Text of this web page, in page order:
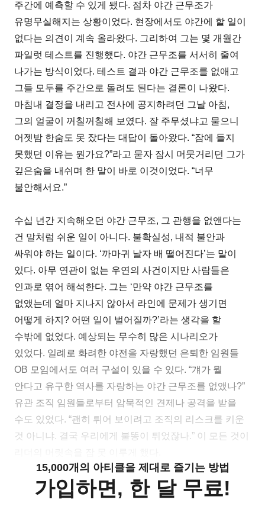
주간에 예측할 수 있게 됐다. 점차 야간 근무조가
유명무실해지는 상황이었다. 현장에서도 야간에 할 일이
없다는 의견이 계속 올라왔다. 그리하여 그는 몇 개월간
파일럿 테스트를 진행했다. 야간 근무조를 서서히 줄여
나가는 방식이었다. 테스트 결과 야간 근무조를 없애고
그들 모두를 주간으로 돌려도 된다는 결론이 나왔다.
마침내 결정을 내리고 전사에 공지하려던 그날 아침,
그의 얼굴이 꺼칠꺼칠해 보였다. 잘 주무셨냐고 물으니
어젯밤 한숨도 못 잤다는 대답이 돌아왔다. “잠에 들지
못했던 이유는 뭔가요?”라고 묻자 잠시 머뭇거리던 그가
깊은숨을 내쉬며 한 말이 바로 이것이었다. “너무
불안해서요.”
수십 년간 지속해오던 야간 근무조, 그 관행을 없앤다는
건 말처럼 쉬운 일이 아니다. 불확실성, 내적 불안과
싸워야 하는 일이다. ‘까마귀 날자 배 떨어진다’는 말이
있다. 아무 연관이 없는 우연의 사건이지만 사람들은
인과로 엮어 해석한다. 그는 ‘만약 야간 근무조를
없앴는데 얼마 지나지 않아서 라인에 문제가 생기면
어떻게 하지? 어떤 일이 벌어질까?’라는 생각을 할
수밖에 없었다. 예상되는 무수히 많은 시나리오가
있었다. 일례로 화려한 야전을 자랑했던 은퇴한 임원들
OB 모임에서도 여러 구설이 있을 수 있다. “걔가 뭘
안다고 유구한 역사를 자랑하는 야간 근무조를 없앴나?”
유관 조직 임원들로부터 암묵적인 견제나 공격을 받을
수도 있었다. “괜히 튀어 보이려고 조직의 리스크를 키운
것 아니냐. 결국 우리에게 불똥이 튀었잖나.” 이 모든 것이
15,000개의 아티클을 제대로 즐기는 방법
가입하면, 한 달 무료!